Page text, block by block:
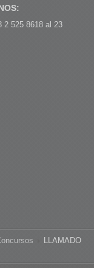
2 525 8618 al 23
LLAMADO